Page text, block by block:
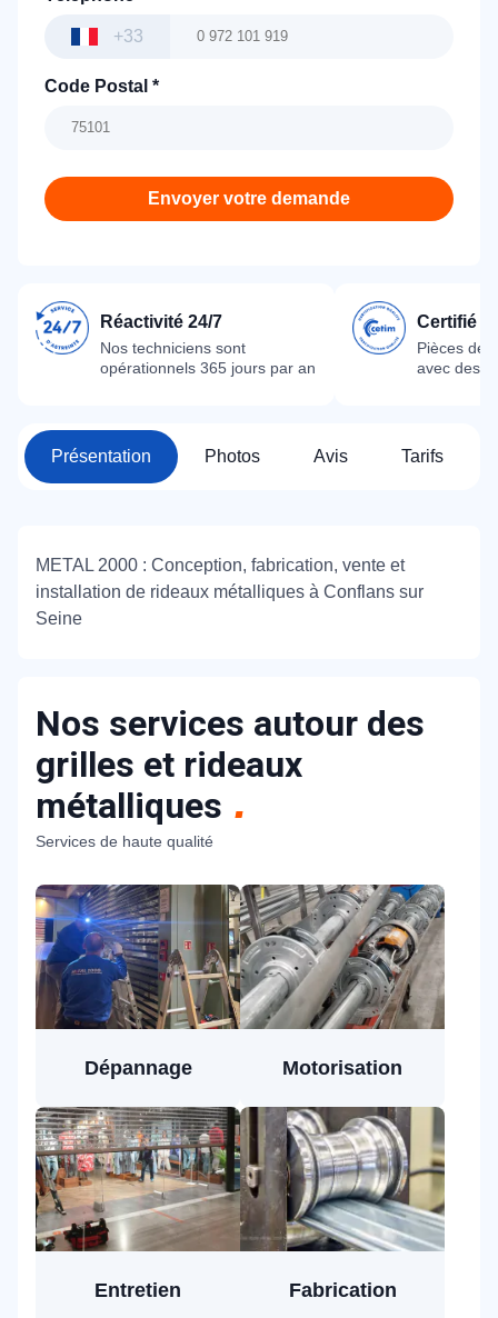
+33
Code Postal *
Envoyer votre demande
Réactivité 24/7
Nos techniciens sont
opérationnels 365 jours par an
Certifié
Pièces
avec des
Présentation Photos Avis Tarifs
METAL 2000 : Conception, fabrication, vente et
installation de rideaux métalliques à Conflans sur
Seine
Nos services autour des
grilles et rideaux
métalliques
Services de haute qualité
Dépannage Motorisation
Entretien Fabrication